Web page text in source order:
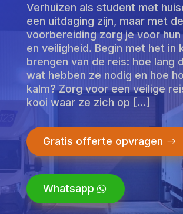
Verhuizen als student met
een uitdaging zijn, maar met
voorbereiding zorg je voor
en veiligheid. Begin met het in
brengen van de reis: hoe lang
wat hebben ze nodig en hoe
kalm? Zorg voor een veilige
kooi waar ze zich op […]
Gratis offerte opvragen
Whatsapp